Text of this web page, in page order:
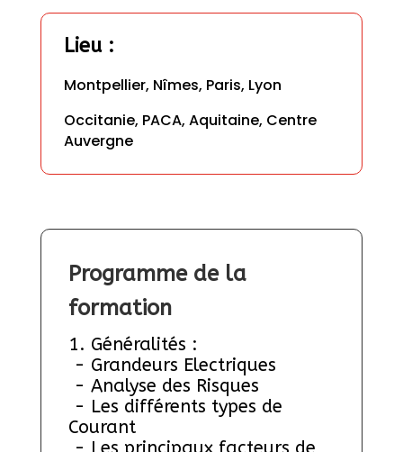
Lieu :
Montpellier, Nîmes, Paris, Lyon
Occitanie, PACA, Aquitaine, Centre
Auvergne
Programme de la
formation
1. Généralités :
- Grandeurs Electriques
- Analyse des Risques
Courant